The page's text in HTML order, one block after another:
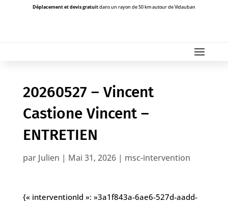
Déplacement et devis gratuitdans un rayon de 50 km autour de Vidauban
20260527 – Vincent
Castione Vincent –
ENTRETIEN
par Julien | Mai 31, 2026| msc-intervention
{« interventionId »: »3a1f843a-6ae6-527d-aadd-